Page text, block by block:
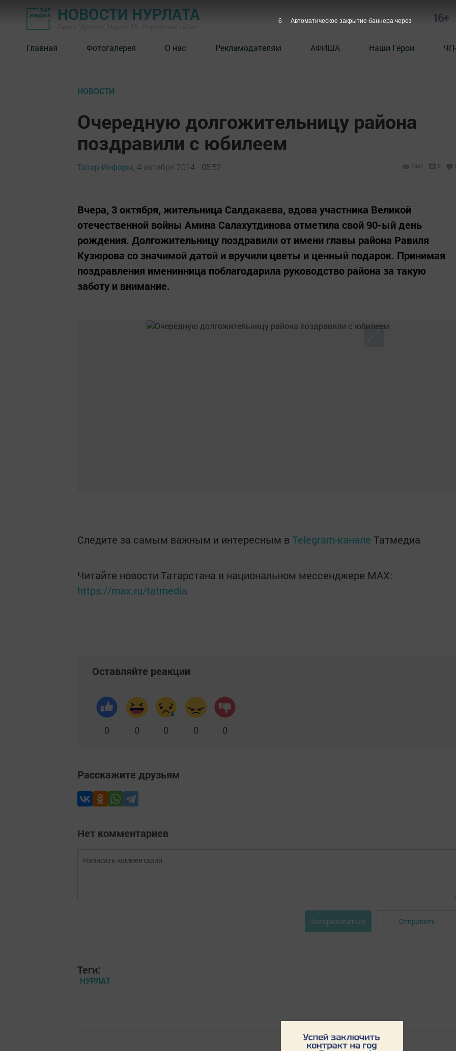
НОВОСТИ НУРЛАТА 16+
Главная Фотогалерея О нас Рекламодателям АФИША Наши Герои
НОВОСТИ
Очередную долгожительницу района
поздравили с юбилеем
Татар-Информ, 4 октября 2014 - 05:52 1001 0
Вчера, 3 октября, жительница Салдакаева, вдова участника Великой
отечественной войны Амина Салахутдинова отметила свой 90-ый день
рождения. Долгожительницу поздравили от имени главы района Равиля
Кузюрова со значимой датой и вручили цветы и ценный подарок. Принимая
поздравления именинница поблагодарила руководство района за такую
заботу и внимание.
Следите за самым важным и интересным в Telegram-канале Татмедиа
Читайте новости Татарстана в национальном мессенджере MАХ:
https://max.ru/tatmedia
Оставляйте реакции
0 0 0 0 0
Расскажите друзьям
Нет комментариев
Авторизоваться Отправить
Теги:
НУРЛАТ
5 Автоматическое закрытие баннера через